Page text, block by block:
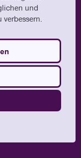
der Nordkirche.
und